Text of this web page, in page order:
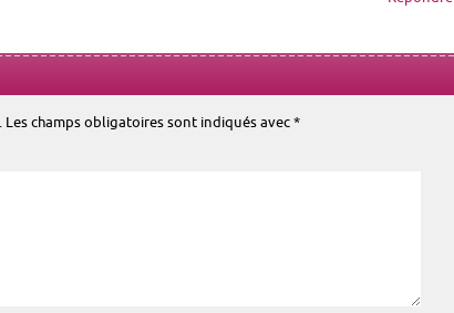
Les champs obligatoires sont indiqués avec *